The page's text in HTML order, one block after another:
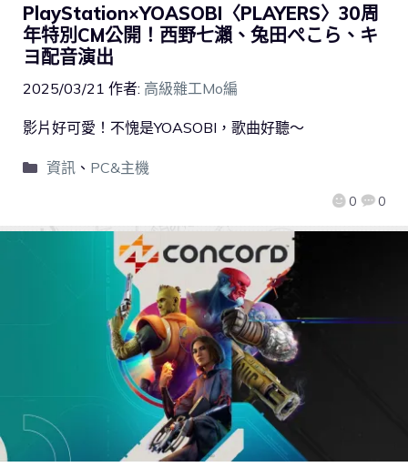
PlayStation×YOASOBI〈PLAYERS〉30周
年特別CM公開！西野七瀨、兔田ぺこら、キ
ヨ配音演出
2025/03/21 作者: 高級雜工Mo編
0 0
影片好可愛！不愧是YOASOBI，歌曲好聽～
資訊、 PC&主機